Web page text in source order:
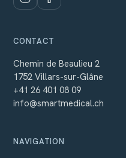
CONTACT
Chemin de Beaulieu 2
1752 Villars-sur-Glâne
+41 26 401 08 09
info@smartmedical.ch
NAVIGATION